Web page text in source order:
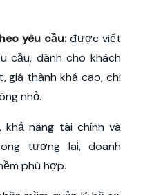
yêu cầu:được viết
cầu, dành cho khách
giá thành khá cao, chi
nhỏ.
năng tài chính và
tương lai, doanh
phù hợp.